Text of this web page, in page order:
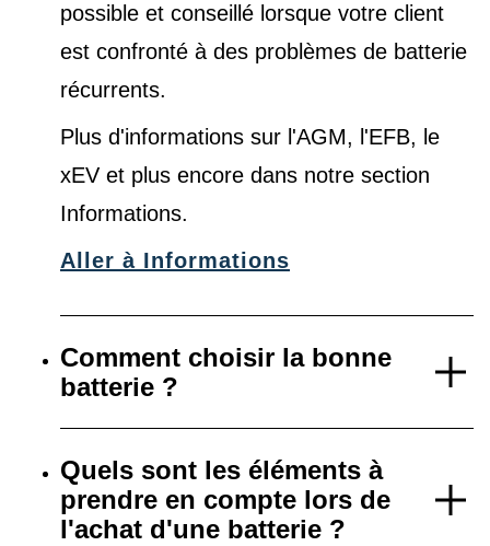
possible et conseillé lorsque votre client
est confronté à des problèmes de batterie
récurrents.
Plus d'informations sur l'AGM, l'EFB, le
xEV et plus encore dans notre section
Informations.
Aller à Informations
Comment choisir la bonne
batterie ?
Quels sont les éléments à
prendre en compte lors de
l'achat d'une batterie ?